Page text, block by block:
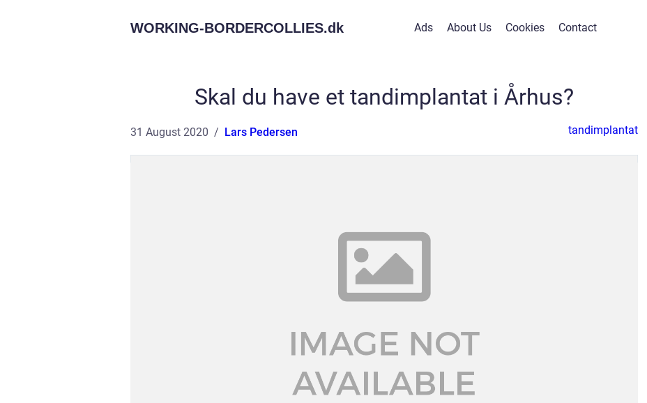
WORKING-BORDERCOLLIES.dk Ads About Us Cookies Contact
Skal du have et tandimplantat i Århus?
31 August 2020 Lars Pedersen tandimplantat